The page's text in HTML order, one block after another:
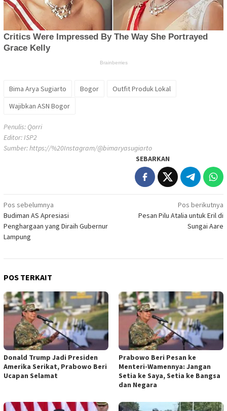
Bima Arya Sugiarto Bogor
Outfit Produk Lokal
Wajibkan ASN Bogor
Penulis: Qorri
Editor: ISP2
Sumber:https://%20Instagram/@bimaryasugiarto
SEBARKAN
Navigasi
pos
Pos sebelumnya
Budiman AS Apresiasi
Penghargaan yang Diraih Gubernur
Lampung
Pos berikutnya
Pesan Pilu Atalia untuk Eril di
Sungai Aare
POS TERKAIT
Donald Trump Jadi Presiden
Amerika Serikat, Prabowo Beri
Ucapan Selamat
Prabowo Beri Pesan ke
Menteri-Wamennya: Jangan
Setia ke Saya, Setia ke Bangsa
dan Negara